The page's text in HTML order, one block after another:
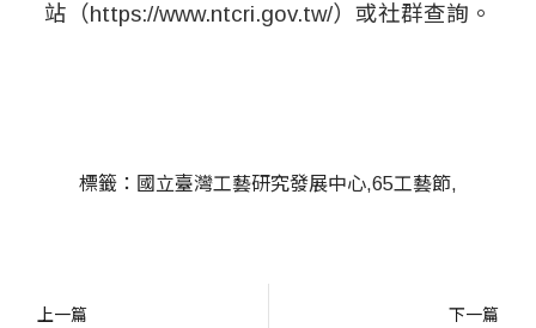
站（https://www.ntcri.gov.tw/）或社群查詢。
標籤： 國立臺灣工藝研究發展中心 65工藝節
上一篇
下一篇